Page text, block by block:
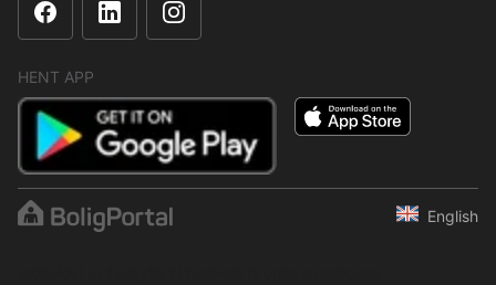
HENT APP
English